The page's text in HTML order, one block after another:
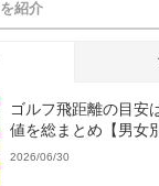
紹介
ゴルフ飛距離の目安
値を総まとめ【男女
2026/06/30